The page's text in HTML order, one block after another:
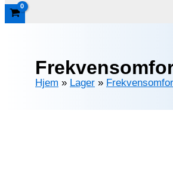
Hjem » Lager »